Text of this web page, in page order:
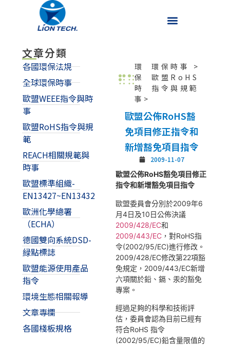
文章分類
各國環保法規
全球環保時事
歐盟WEEE指令與時
事
歐盟RoHS指令與規
範
REACH相關規範與
時事
歐盟標準組織-
EN13427~EN13432
歐洲化學總署
（ECHA）
德國雙向系統DSD-
緑點標誌
歐盟能源使用產品
指令
環境生態相關報導
文章專欄
各國棧板規格
環
保
時
事>
環保時事
>
歐盟RoHS
指令與規範
歐盟公佈RoHS豁
免項目修正指令和
新增豁免項目指令
2009-11-07
歐盟公佈RoHS豁免項目修正
指令和新增豁免項目指令
歐盟委員會分別於2009年6
月4日及10日公佈決議
2009/428/EC和
2009/443/EC ，對RoHS指
令(2002/95/EC)進行修改。
2009/428/EC修改第22項豁
免規定，2009/443/EC新增
六項關於鉛、鎘、汞的豁免
專案。
經過足夠的科學和技術評
估，委員會認為目前已經有
符合RoHS 指令
(2002/95/EC)鉛含量限值的